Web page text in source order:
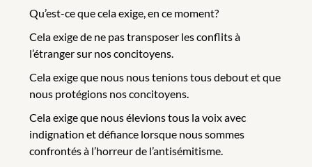
Qu’est-ce que cela exige, en ce moment?
Cela exige de ne pas transposer les conflits à
l’étranger sur nos concitoyens.
Cela exige que nous nous tenions tous debout et que
nous protégions nos concitoyens.
Cela exige que nous élevions tous la voix avec
indignation et défiance lorsque nous sommes
confrontés à l’horreur de l’antisémitisme.